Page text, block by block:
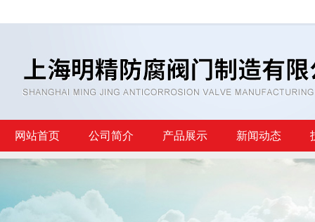
网站首页 公司简介 产品展示 新闻动态